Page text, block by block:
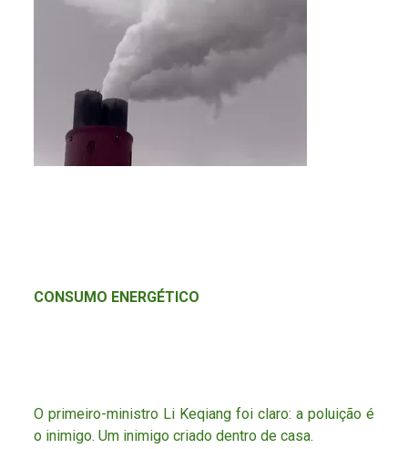
CONSUMO ENERGÉTICO
O primeiro-ministro Li Keqiang foi claro: a poluição é
o inimigo. Um inimigo criado dentro de casa.